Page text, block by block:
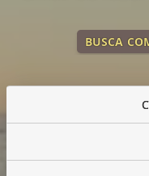
BUSCA